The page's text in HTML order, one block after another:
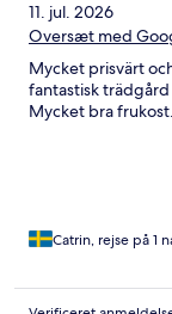
11. jul. 2026
Oversæt med
Mycket prisvärt
fantastisk
Mycket bra frukost.
Catrin, rejse på 1